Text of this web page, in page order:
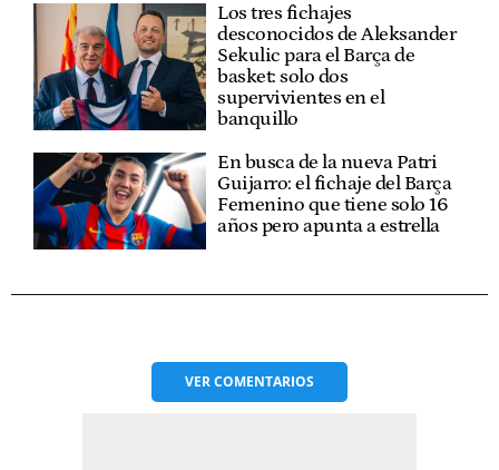
Los tres fichajes
desconocidos de Aleksander
Sekulic para el Barça de
basket: solo dos
supervivientes en el
banquillo
En busca de la nueva Patri
Guijarro: el fichaje del Barça
Femenino que tiene solo 16
años pero apunta a estrella
VERCOMENTARIOS